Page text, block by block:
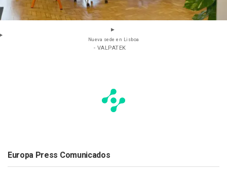
Nueva sede en Lisboa
- VALPATEK
Europa Press Comunicados